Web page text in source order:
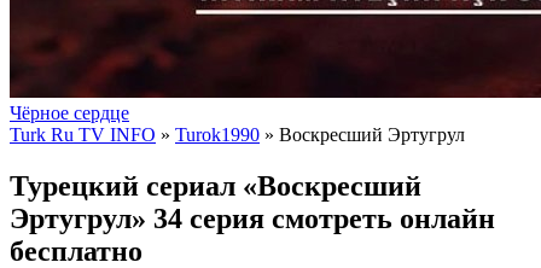
Чёрное сердце
Turk Ru TV INFO » Turok1990 » Воскресший Эртугрул
Турецкий сериал «Воскресший
Эртугрул» 34 серия смотреть онлайн
бесплатно